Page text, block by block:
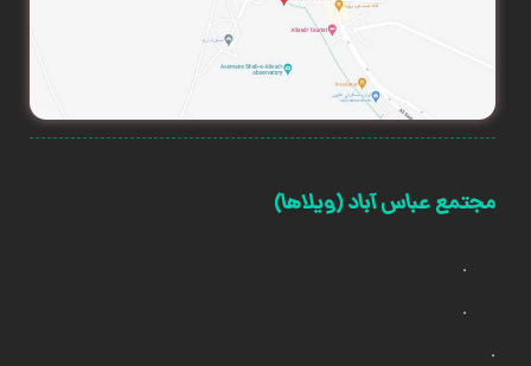
مجتمع عباس آباد (ویلاها)
.
.
.